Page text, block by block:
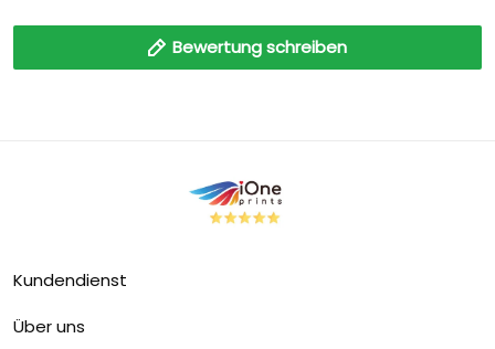
Bewertung schreiben
Kundendienst
Über uns